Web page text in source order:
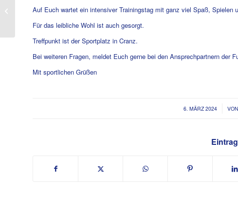
Auf Euch wartet ein intensiver Trainingstag mit ganz viel Spaß, Spielen
Für das leibliche Wohl ist auch gesorgt.
Treffpunkt ist der Sportplatz in Cranz.
Bei weiteren Fragen, meldet Euch gerne bei den Ansprechpartnern der
Mit sportlichen Grüßen
6. MÄRZ 2024
/
Kinderfaschingsparty